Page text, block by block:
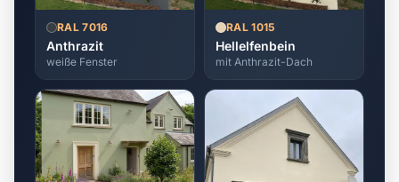
RAL 7016
Anthrazit
weiße Fenster
RAL 1015
Hellelfenbein
mit Anthrazit-Dach